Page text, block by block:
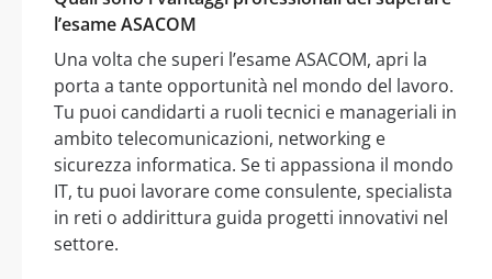
l’esame ASACOM
Una volta che superi l’esame ASACOM, apri la
porta a tante opportunità nel mondo del lavoro.
Tu puoi candidarti a ruoli tecnici e manageriali in
ambito telecomunicazioni, networking e
sicurezza informatica. Se ti appassiona il mondo
IT, tu puoi lavorare come consulente, specialista
in reti o addirittura guida progetti innovativi nel
settore.